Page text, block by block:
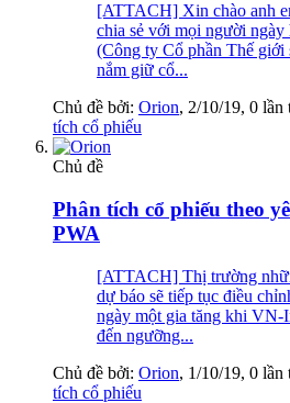
[ATTACH] Xin chào anh
chia sẻ với mọi người
(Công ty Cổ phần Thế giới
nắm giữ cổ...
Chủ đề bởi: Orion, 2/10/19, 0 lần
tích cổ phiếu
Chủ đề
Phân tích cổ phiếu theo
PWA
[ATTACH] Thị trường
dự báo sẽ tiếp tục điều
ngày một gia tăng khi VN-
đến ngưỡng...
Chủ đề bởi: Orion, 1/10/19, 0 lần
tích cổ phiếu